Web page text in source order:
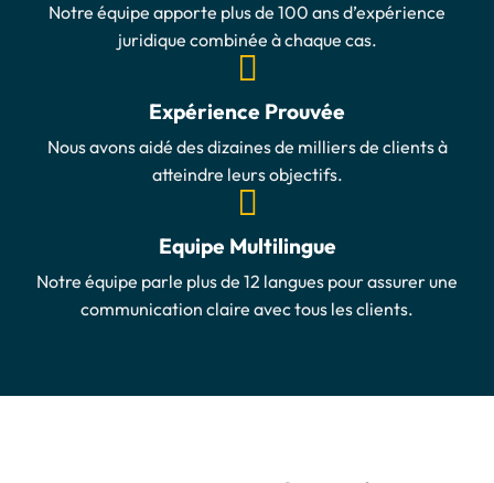
Notre équipe apporte plus de 100 ans d’expérience
juridique combinée à chaque cas.
Expérience Prouvée
Nous avons aidé des dizaines de milliers de clients à
atteindre leurs objectifs.
Equipe Multilingue
Notre équipe parle plus de 12 langues pour assurer une
communication claire avec tous les clients.